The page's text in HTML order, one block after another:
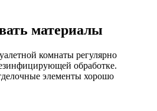
материалы
комнаты регулярно
обработке.
элементы хорошо